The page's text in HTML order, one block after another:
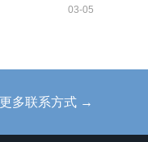
03-05
多联系方式 →